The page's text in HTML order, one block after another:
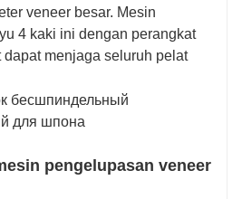
veneer besar. Mesin
4 kaki ini dengan perangkat
menjaga seluruh pelat
pengelupasan veneer